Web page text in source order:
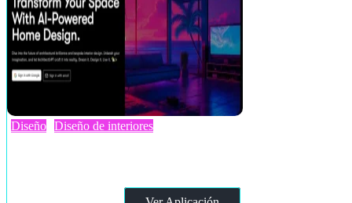
Diseño Diseño de interiores